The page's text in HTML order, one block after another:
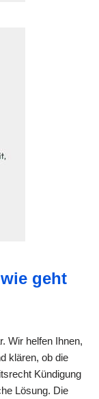
geht
Wir helfen Ihnen,
klären, ob die
Kündigung
Lösung. Die